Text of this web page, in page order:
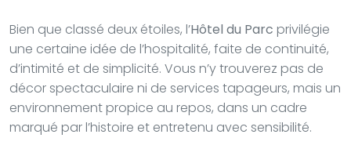
Bien que classé deux étoiles, l’Hôtel du Parc privilégie
une certaine idée de l’hospitalité, faite de continuité,
d’intimité et de simplicité. Vous n’y trouverez pas de
décor spectaculaire ni de services tapageurs, mais un
environnement propice au repos, dans un cadre
marqué par l’histoire et entretenu avec sensibilité.